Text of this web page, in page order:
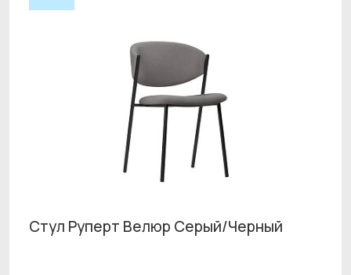
Стул Руперт Велюр Серый/Черный